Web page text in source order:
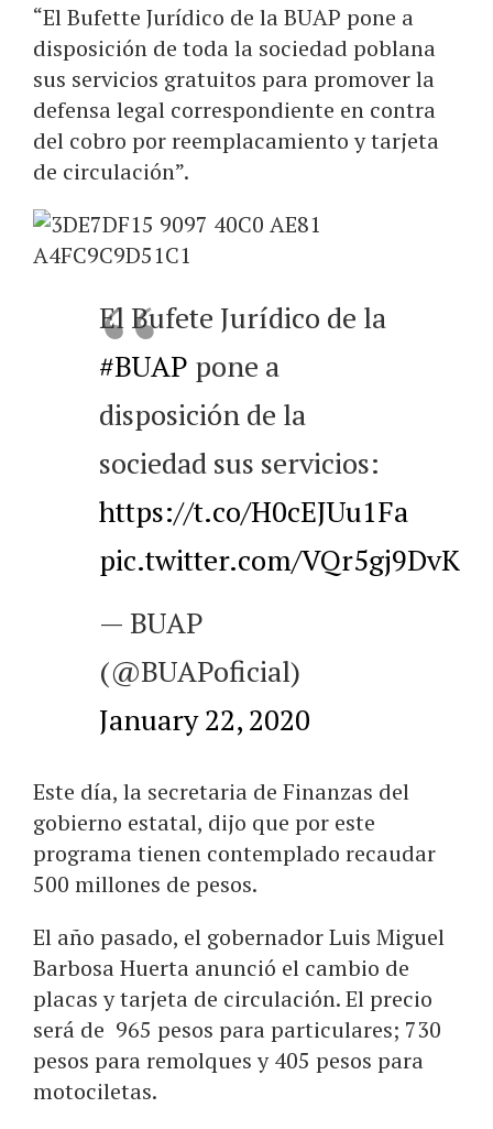
“El Bufette Jurídico de la BUAP pone a
disposición de toda la sociedad poblana
sus servicios gratuitos para promover la
defensa legal correspondiente en contra
del cobro por reemplacamiento y tarjeta
de circulación”.
El Bufete Jurídico de la
#BUAP pone a
disposición de la
sociedad sus servicios:
https://t.co/H0cEJUu1Fa
pic.twitter.com/VQr5gj9DvK
— BUAP
(@BUAPoficial)
January 22, 2020
Este día, la secretaria de Finanzas del
gobierno estatal, dijo que por este
programa tienen contemplado recaudar
500 millones de pesos.
El año pasado, el gobernador Luis Miguel
Barbosa Huerta anunció el cambio de
placas y tarjeta de circulación. El precio
será de 965 pesos para particulares; 730
pesos para remolques y 405 pesos para
motociletas.